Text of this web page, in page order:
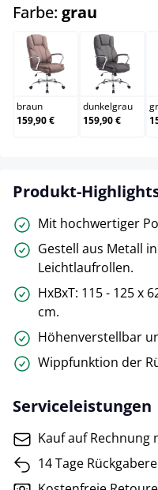
Farbe: grau
braun
braun
159,90 €
dunkelgrau
159,90 €
Produkt-
Mit hochwertiger
Gestell aus Metall
Leichtlaufrollen.
HxBxT: 115 - 125 x
cm.
Höhenverstellbar
Wippfunktion der
Serviceleistungen
Kauf auf Rechnung
14 Tage